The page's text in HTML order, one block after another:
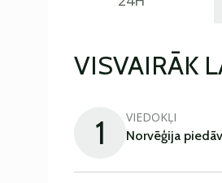
VISVAIRĀK
1 VIEDOKĻI
Norvēģija